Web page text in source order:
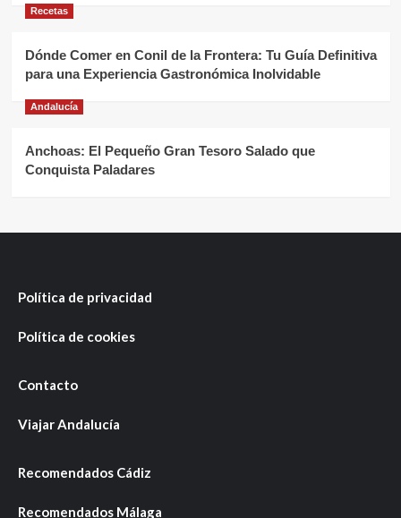
Recetas
Dónde Comer en Conil de la Frontera: Tu Guía Definitiva
para una Experiencia Gastronómica Inolvidable
Andalucía
Anchoas: El Pequeño Gran Tesoro Salado que
Conquista Paladares
Política de privacidad
Política de cookies
Contacto
Viajar Andalucía
Recomendados Cádiz
Recomendados Málaga